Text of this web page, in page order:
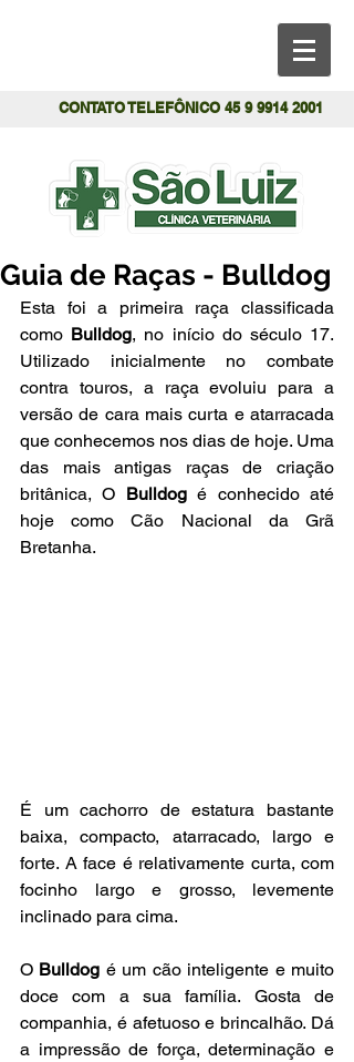
CONTATO TELEFÔNICO 45 9 9914 2001
Guia de Raças - Bulldog
Esta foi a primeira raça classificada
como Bulldog, no início do século 17.
Utilizado inicialmente no combate
contra touros, a raça evoluiu para a
versão de cara mais curta e atarracada
que conhecemos nos dias de hoje. Uma
das mais antigas raças de criação
britânica, O Bulldog é conhecido até
hoje como Cão Nacional da Grã
Bretanha.
É um cachorro de estatura bastante
baixa, compacto, atarracado, largo e
forte. A face é relativamente curta, com
focinho largo e grosso, levemente
inclinado para cima.
O Bulldog é um cão inteligente e muito
doce com a sua família. Gosta de
companhia, é afetuoso e brincalhão. Dá
a impressão de força, determinação e